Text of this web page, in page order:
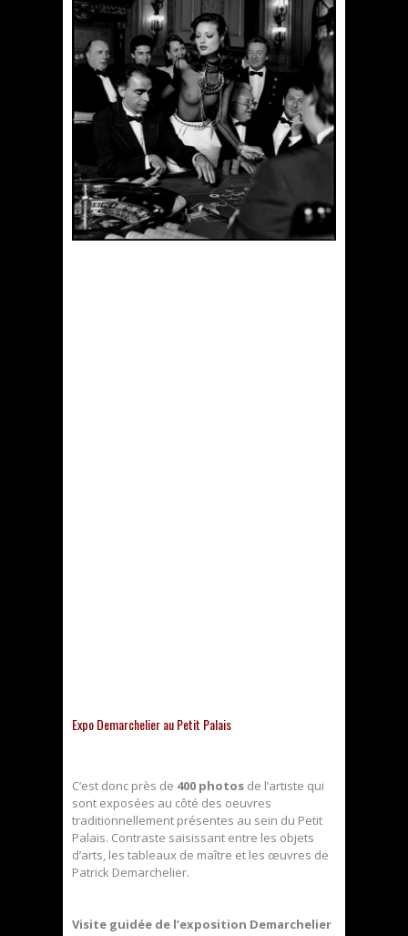
Expo Demarchelier au Petit Palais
C’est donc près de 400 photos de l’artiste qui
sont exposées au côté des oeuvres
traditionnellement présentes au sein du Petit
Palais. Contraste saisissant entre les objets
d’arts, les tableaux de maître et les œuvres de
Patrick Demarchelier.
Visite guidée de l’exposition Demarchelier